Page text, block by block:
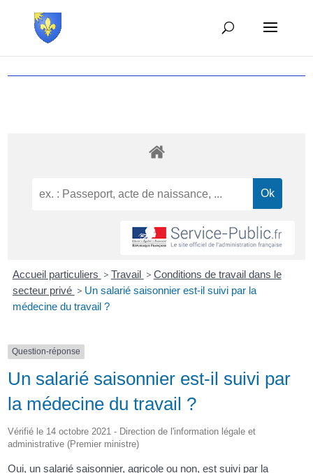
Accueil particuliers > Travail > Conditions de travail dans le
secteur privé > Un salarié saisonnier est-il suivi par la
médecine du travail ?
Question-réponse
Un salarié saisonnier est-il suivi par
la médecine du travail ?
Vérifié le 14 octobre 2021 - Direction de l'information légale et
administrative (Premier ministre)
Oui, un salarié saisonnier, agricole ou non, est suivi par la